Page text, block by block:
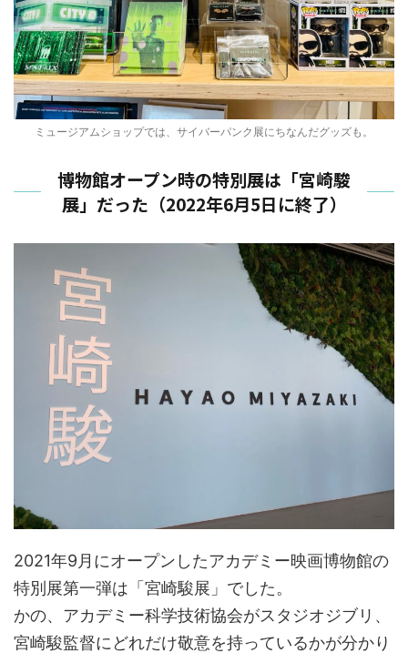
ミュージアムショップでは、サイバーパンク展にちなんだグッズも。
博物館オープン時の特別展は「宮崎駿
展」だった（2022年6月5日に終了）
2021年9月にオープンしたアカデミー映画博物館の
特別展第一弾は「宮崎駿展」でした。
かの、アカデミー科学技術協会がスタジオジブリ、
宮崎駿監督にどれだけ敬意を持っているかが分かり